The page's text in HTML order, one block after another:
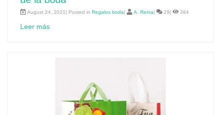
August 24, 2021| Posted in Regalos boda| A. Reina| 29| 384
Leer más